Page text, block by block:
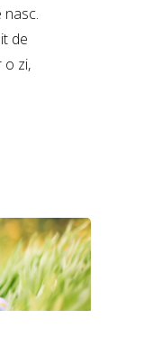
nasc.
de
o zi,